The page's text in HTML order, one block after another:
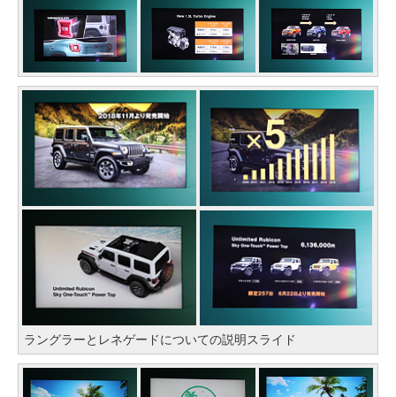
ラングラーとレネゲードについての説明スライド